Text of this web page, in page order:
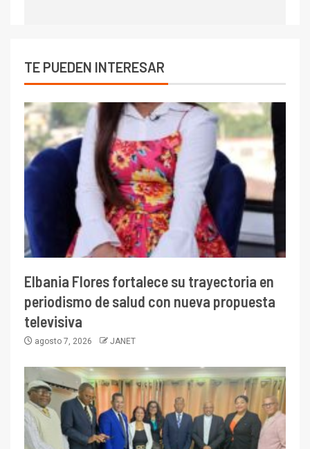
TE PUEDEN INTERESAR
Elbania Flores fortalece su trayectoria en
periodismo de salud con nueva propuesta
televisiva
agosto 7, 2026 JANET